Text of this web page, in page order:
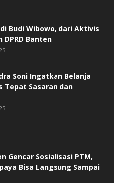
Budi Wibowo, dari Aktivis
DPRD Banten
Soni Ingatkan Belanja
Tepat Sasaran dan
Gencar Sosialisasi PTM,
Bisa Langsung Sampai